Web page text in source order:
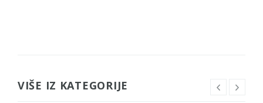
VIŠE IZ KATEGORIJE